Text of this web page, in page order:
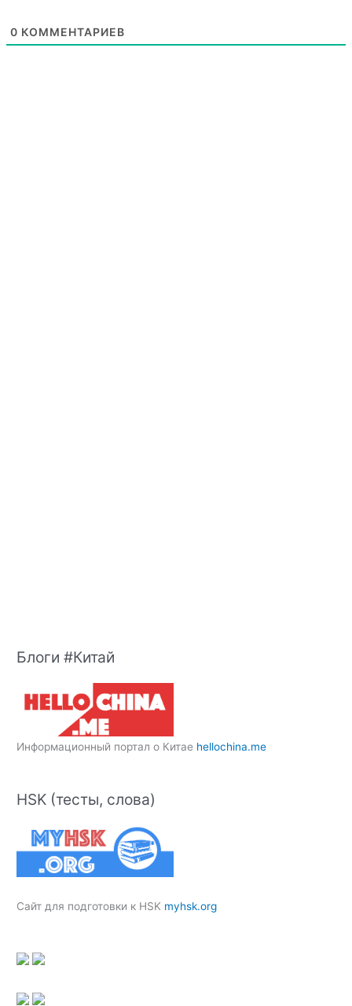
0 КОММЕНТАРИЕВ
Блоги #Китай
Информационный портал о Китае hellochina.me
HSK (тесты, слова)
Сайт для подготовки к HSK myhsk.org